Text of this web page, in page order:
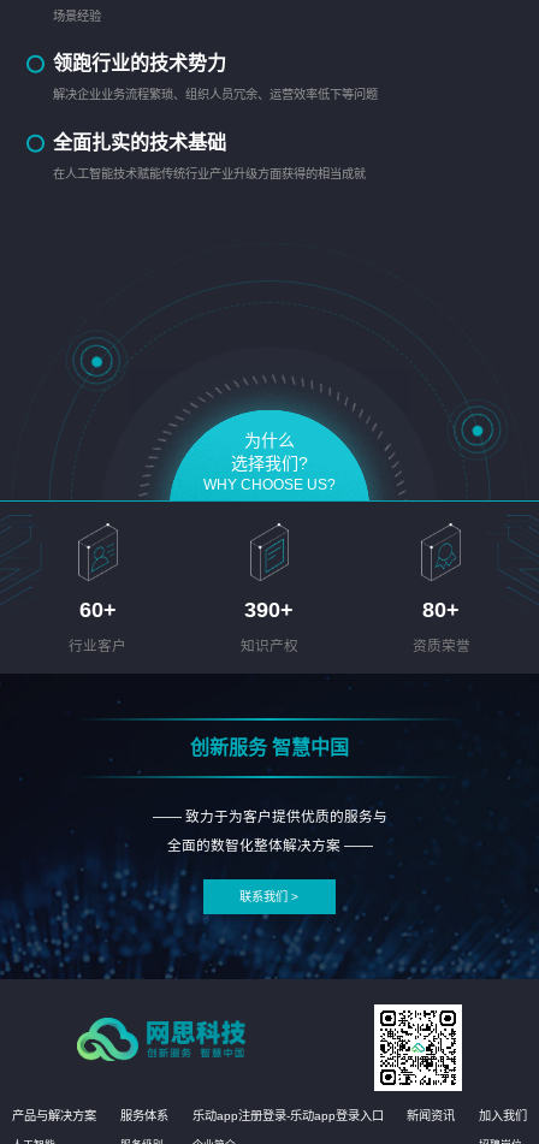
场景经验
领跑行业的技术势力
解决企业业务流程繁琐、组织人员冗余、运营效率低下等问题
全面扎实的技术基础
在人工智能技术赋能传统行业产业升级方面获得的相当成就
为什么
选择我们?
WHY CHOOSE US?
60+
行业客户
390+
知识产权
80+
资质荣誉
创新服务 智慧中国
—— 致力于为客户提供优质的服务与
全面的数智化整体解决方案 ——
联系我们 >
产品与解决方案 服务体系 乐动app注册登录-乐动app登录入口 新闻资讯 加入我们